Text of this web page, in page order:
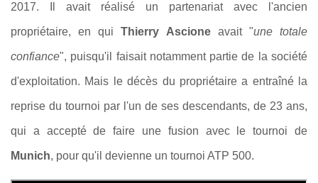
2017. Il avait réalisé un partenariat avec l'ancien
propriétaire, en quiThierry Ascioneavait "une totale
confiance", puisqu'il faisait notamment partie de la société
d'exploitation. Mais le décès du propriétaire a entraîné la
reprise du tournoi par l'un de ses descendants, de 23 ans,
qui a accepté de faire une fusion avec le tournoi de
Munich, pour qu'il devienne un tournoi ATP 500.